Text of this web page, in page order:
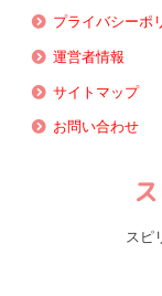
プライバシーポ
運営者情報
サイトマップ
お問い合わせ
スピ